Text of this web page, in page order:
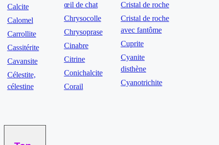
Calcite
Calomel
Carrollite
Cassitérite
Cavansite
Célestite,
célestine
œil de chat
Chrysocolle
Chrysoprase
Cinabre
Citrine
Conichalcite
Corail
Cristal de roche
Cristal de roche
avec fantôme
Cuprite
Cyanite
disthène
Cyanotrichite